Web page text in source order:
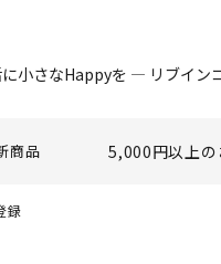
小さなHappyを ― リブイン
商品 5,000円以上の
録